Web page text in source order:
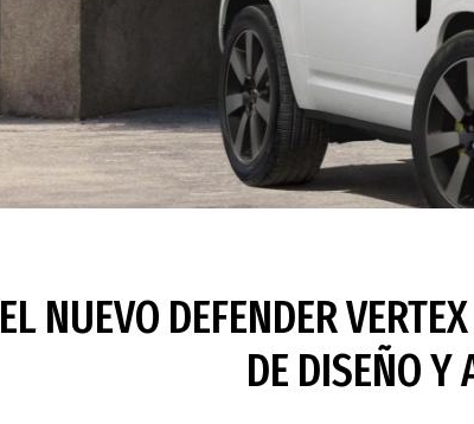
EL NUEVO DEFENDER
DE DISEÑO Y